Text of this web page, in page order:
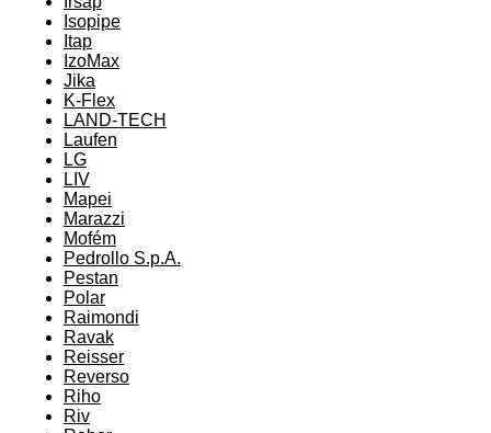
Isopipe
Itap
IzoMax
Jika
K-Flex
LAND-TECH
Laufen
LG
LIV
Mapei
Marazzi
Mofém
Pedrollo S.p.A.
Pestan
Polar
Raimondi
Ravak
Reisser
Reverso
Riho
Riv